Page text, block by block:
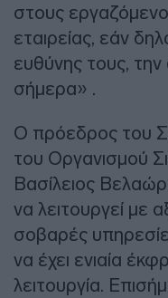
στους
εταιρείας, εάν
ευθύνης τους, την
σήμερα» .
Ο πρόεδρος του
του Οργανισμού
Βασίλειος
να λειτουργεί με
σοβαρές
να έχει ενιαία
λειτουργία.